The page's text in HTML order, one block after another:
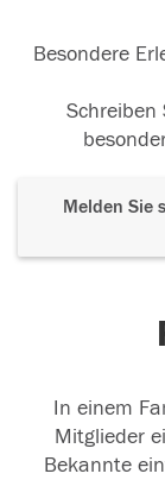
Besondere
Schreiben
Melden Sie
In einem
Mitglieder
Bekannte